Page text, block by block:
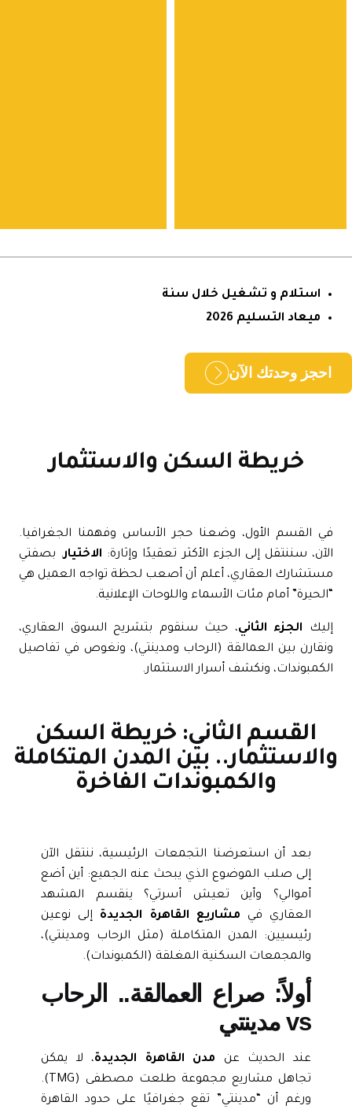
استلام و تشغيل خلال سنة
ميعاد التسليم 2026
وحدتك الآن
خريطة السكن والاستثمار
القسم الأول ، وضعنا حجر الأساس وفهمنا الجغرافيا.
سننتقل إلى الجزء الأكثر تعقيدًا وإثارة:الاختيار. بصفتي
العقاري، أعلم أن أصعب لحظة تواجه العميل هي
أمام مئات الأسماء واللوحات الإعلانية.
الجزء الثاني، حيث سنقوم بتشريح السوق العقاري،
بين العمالقة (الرحاب ومدينتي)، ونغوص في تفاصيل
ونكشف أسرار الاستثمار.
القسم الثاني: خريطة السكن
بين المدن المتكاملة
والكمبوندات الفاخرة
بعد أن استعرضنا التجمعات الرئيسية، ننتقل الآن
إلى صلب الموضوع الذي يبحث عنه الجميع: أين أضع
أموالي؟ وأين تعيش أسرتي؟ ينقسم المشهد
العقاري في
مشاريع القاهرة الجديدةإلى نوعين
رئيسيين: المدن المتكاملة (مثل الرحاب ومدينتي)،
والمجمعات السكنية المغلقة (الكمبوندات).
أولاً: صراع العمالقة.. الرحاب
عند الحديث عن مدن القاهرة الجديدة، لا يمكن
تجاهل مشاريع مجموعة طلعت مصطفى (TMG).
ورغم أن “مدينتي” تقع جغرافيًا على حدود القاهرة